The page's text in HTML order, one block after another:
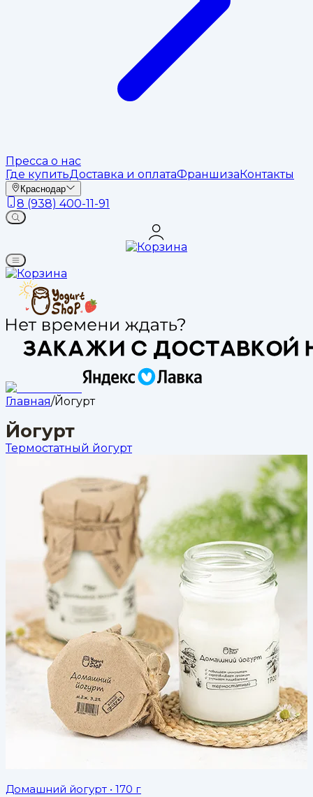
Пресса о нас
Где купитьДоставка и оплатаФраншизаКонтакты
Краснодар
8 (938) 400-11-91
Главная/Йогурт
Йогурт
Термостатный йогурт
Домашний йогурт • 170 г